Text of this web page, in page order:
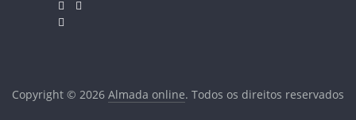
Copyright © 2026 Almada online. Todos os direitos reservados